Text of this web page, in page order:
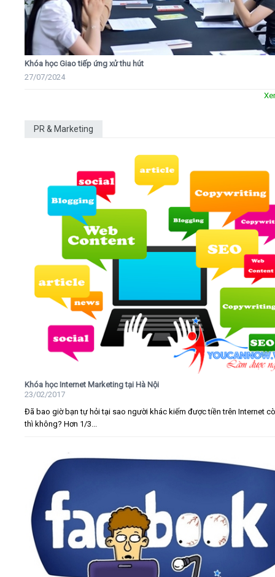
Khóa học Giao tiếp ứng xử thu hút
27/07/2024
PR & Marketing
Khóa học Internet Marketing tại Hà Nội
23/02/2017
Đã bao giờ bạn tự hỏi tại sao người khác kiếm được tiền trên Internet
thì không? Hơn 1/3...